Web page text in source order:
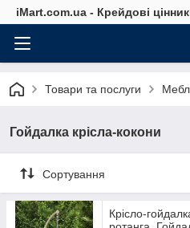
iMart.com.ua - Крейдові
Товари та послуги
Гойдалка крісла-кокони
Сортування
Крісло-